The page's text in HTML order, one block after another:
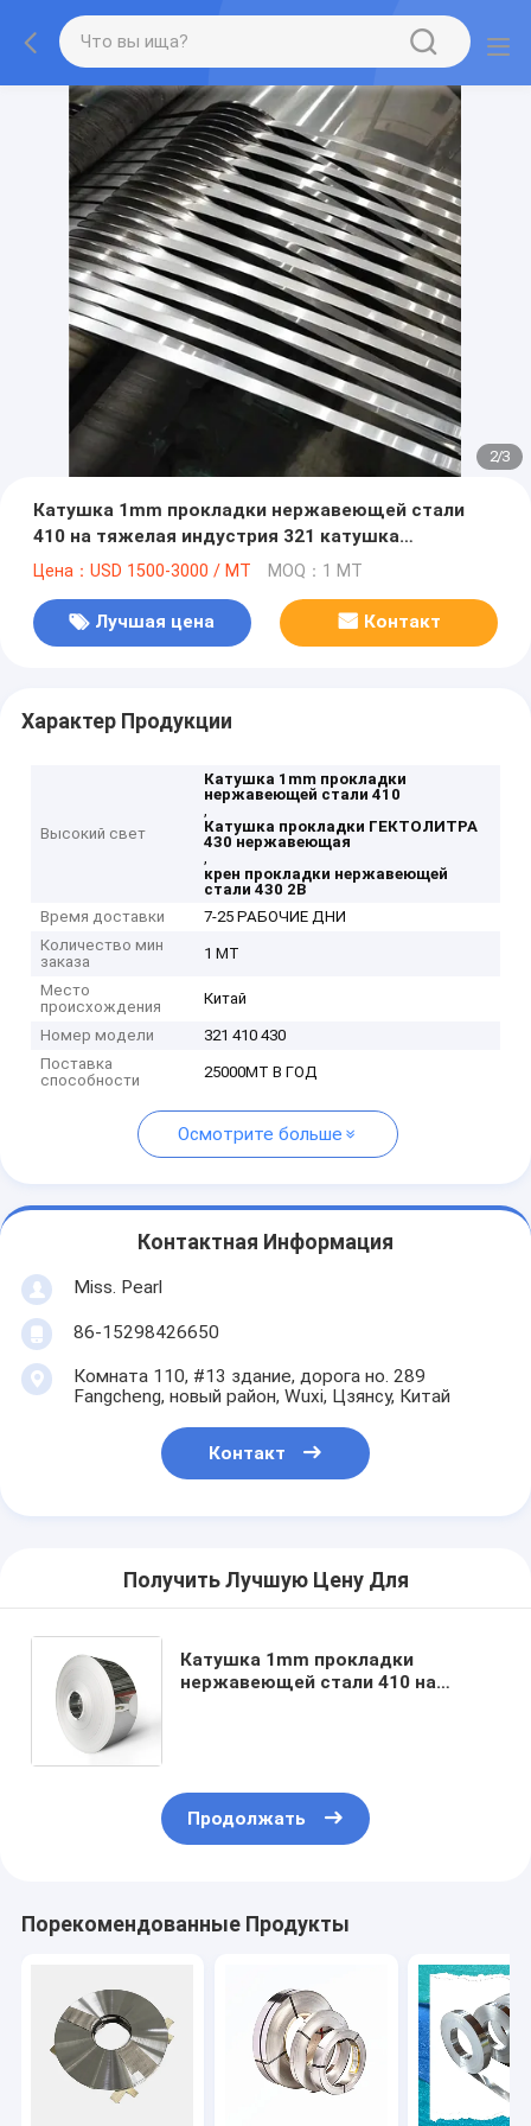
2/3
Катушка 1mm прокладки нержавеющей стали
410 на тяжелая индустрия 321 катушка
прокладки ГЕКТОЛИТРА 430 2B нержавеющая
Цена：USD 1500-3000 / MT MOQ：1 MT
Лучшая цена Контакт
Характер Продукции
Высокий свет
Катушка 1mm прокладки
нержавеющей стали 410
,
Катушка прокладки ГЕКТОЛИТРА
430 нержавеющая
,
крен прокладки нержавеющей
стали 430 2B
Время доставки
7-25 РАБОЧИЕ ДНИ
Количество мин
заказа
1 MT
Место
происхождения
Китай
Номер модели
321 410 430
Поставка
способности
25000MT В ГОД
Осмотрите больше
Контактная Информация
Miss. Pearl
86-15298426650
Комната 110, #13 здание, дорога но. 289
Fangcheng, новый район, Wuxi, Цзянсу, Китай
Контакт
Получить Лучшую Цену Для
Катушка 1mm прокладки
нержавеющей стали 410 на
Продолжать
Порекомендованные Продукты